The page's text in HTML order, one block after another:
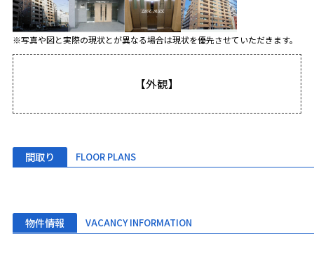
※写真や図と実際の現状とが異なる場合は現状を優先させていただきます。
【外観】
間取り FLOOR PLANS
物件情報 VACANCY INFORMATION